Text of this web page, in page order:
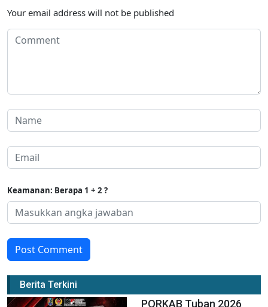
Your email address will not be published
Keamanan: Berapa 1 + 2 ?
Post Comment
Berita Terkini
PORKAB Tuban 2026